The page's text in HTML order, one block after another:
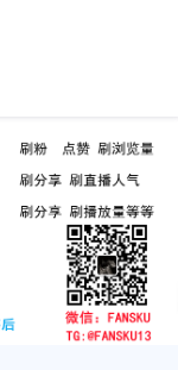
Facebook
TikTok
YouTube